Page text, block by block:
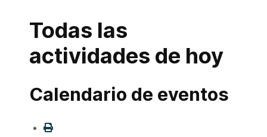
Todas las
actividades de hoy
Calendario de eventos